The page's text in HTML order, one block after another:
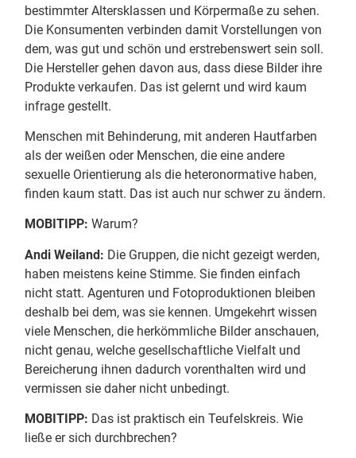
bestimmter Altersklassen und Körpermaße zu sehen.
Die Konsumenten verbinden damit Vorstellungen von
dem, was gut und schön und erstrebenswert sein soll.
Die Hersteller gehen davon aus, dass diese Bilder ihre
Produkte verkaufen. Das ist gelernt und wird kaum
infrage gestellt.
Menschen mit Behinderung, mit anderen Hautfarben
als der weißen oder Menschen, die eine andere
sexuelle Orientierung als die heteronormative haben,
finden kaum statt. Das ist auch nur schwer zu ändern.
MOBITIPP:Warum?
Andi Weiland: Die Gruppen, die nicht gezeigt werden,
haben meistens keine Stimme. Sie finden einfach
nicht statt. Agenturen und Fotoproduktionen bleiben
deshalb bei dem, was sie kennen. Umgekehrt wissen
viele Menschen, die herkömmliche Bilder anschauen,
nicht genau, welche gesellschaftliche Vielfalt und
Bereicherung ihnen dadurch vorenthalten wird und
vermissen sie daher nicht unbedingt.
MOBITIPP: Das ist praktisch ein Teufelskreis. Wie
ließe er sich durchbrechen?